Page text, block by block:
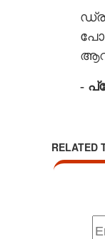
-
RELATED